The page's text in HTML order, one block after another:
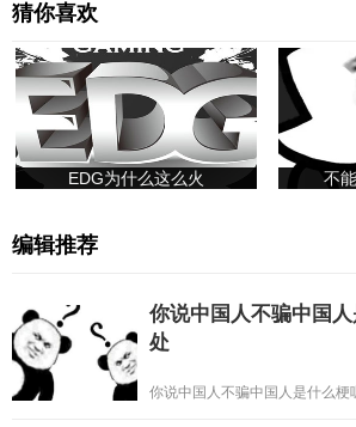
猜你喜欢
EDG为什么这么火 不
编辑推荐
你说中国人不骗中国
处
你说中国人不骗中国人是什么梗